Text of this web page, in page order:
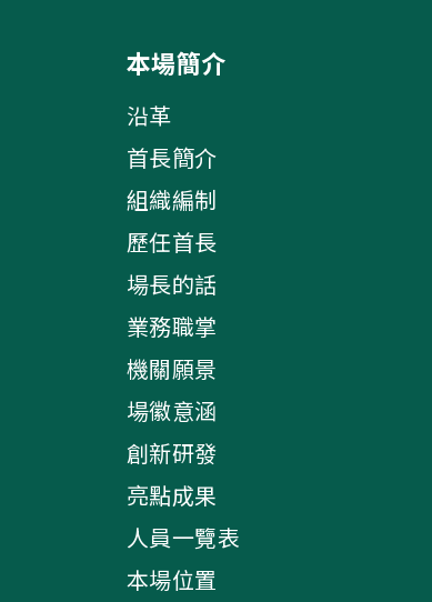
本場簡介
沿革
首長簡介
組織編制
歷任首長
場長的話
業務職掌
機關願景
場徽意涵
創新研發
亮點成果
人員一覽表
本場位置